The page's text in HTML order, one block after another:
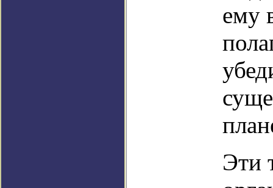
ему
Эти